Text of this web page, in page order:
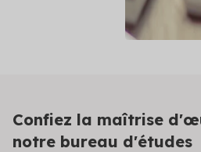
Confiez la maîtrise
notre bureau d'études